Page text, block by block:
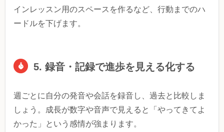
インレッスン用のスペースを作るなど、行動までのハ
ードルを下げます。
5. 録音・記録で進歩を見える化する
週ごとに自分の発音や会話を録音し、過去と比較しま
しょう。成長が数字や音声で見えると「やってきてよ
かった」という感情が強まります。